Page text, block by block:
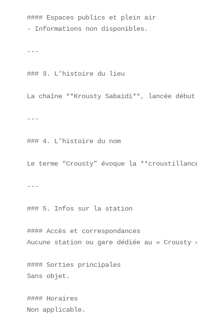
#### Espaces publics et plein air
- Informations non disponibles.
---
### 3. L’histoire du lieu
La chaîne **Krousty Sabaïdi**, lancée début
---
### 4. L’histoire du nom
Le terme “Crousty” évoque la
---
### 5. Infos sur la station
#### Accès et correspondances
Aucune station ou gare dédiée au « Crousty ».
#### Sorties principales
Sans objet.
#### Horaires
Non applicable.